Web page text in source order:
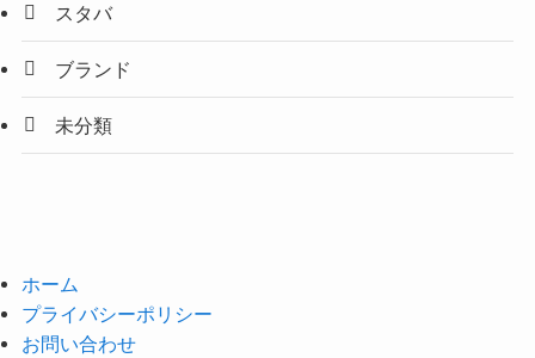
スタバ
ブランド
未分類
ホーム
プライバシーポリシー
お問い合わせ